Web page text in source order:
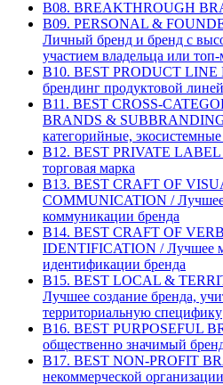
B08. BREAKTHROUGH
B09. PERSONAL &
Личный бренд и бренд с
участием владельца или
B10. BEST PRODUCT
брендинг продуктовой
B11. BEST CROSS-
BRANDS &
категорийные,
B12. BEST PRIVATE LABEL
торговая марка
B13. BEST CRAFT OF
COMMUNICATION / Лучшее
коммуникации бренда
B14. BEST CRAFT OF
IDENTIFICATION / Лучшее
идентификации бренда
B15. BEST LOCAL &
Лучшее создание бренда,
территориальную специфику
B16. BEST PURPOSEFUL
общественно значимый
B17. BEST NON-PROFIT
некоммерческой организации